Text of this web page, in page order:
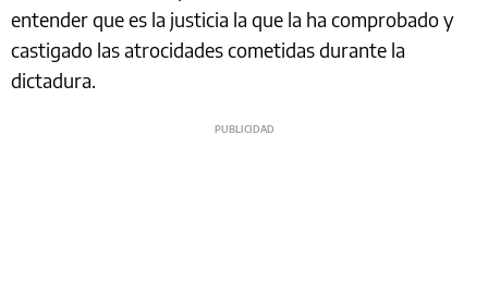
entender que es la justicia la que la ha comprobado y
castigado las atrocidades cometidas durante la
dictadura.